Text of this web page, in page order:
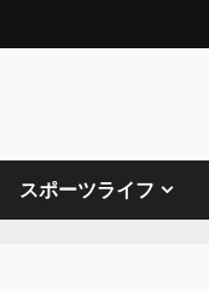
スポーツライフ